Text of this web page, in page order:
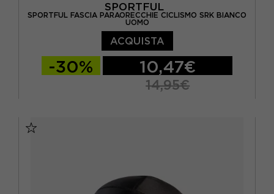
SPORTFUL
SPORTFUL FASCIA PARAORECCHIE CICLISMO SRK BIANCO
UOMO
ACQUISTA
-30% 10,47€
14,95€